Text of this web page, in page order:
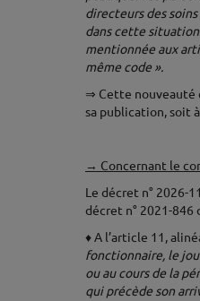
directeurs des
dans cette
mentionnée aux
même code ».
⇒ Cette nouveauté
sa publication, soit
→ Concernant le
Le décret n° 2026-
décret n° 2021-846
♦ A l’article 11,
fonctionnaire, le
ou au cours de la
qui précède son